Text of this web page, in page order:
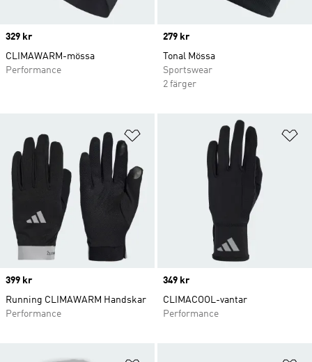
Price
329 kr
CLIMAWARM-mössa
Performance
Price
279 kr
Tonal Mössa
Sportswear
2 färger
Lägg till på önskelistan
Price
399 kr
Running CLIMAWARM Handskar
Performance
Price
349 kr
CLIMACOOL-vantar
Performance